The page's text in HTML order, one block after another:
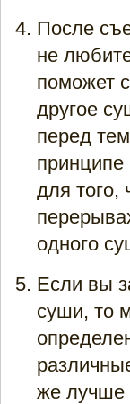
После
не
поможет
другое
перед
принципе
для
одного
Если вы
суши, то
же лучше